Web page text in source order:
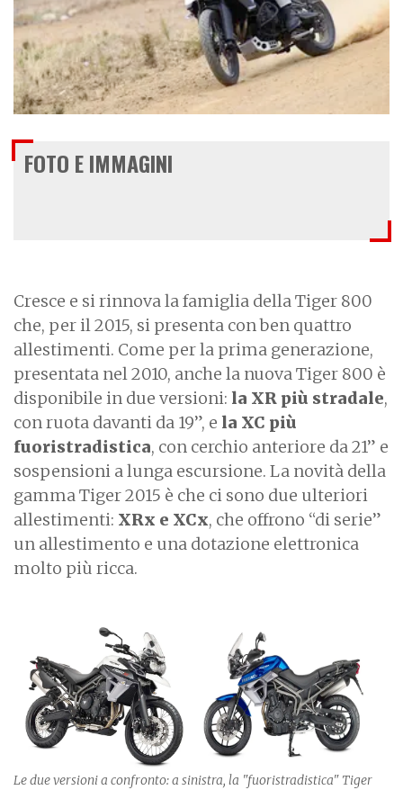
€ 10.390
FOTO E IMMAGINI
Cresce e si rinnova la famiglia della Tiger 800
che, per il 2015, si presenta con ben quattro
allestimenti. Come per la prima generazione,
presentata nel 2010, anche la nuova Tiger 800 è
disponibile in due versioni: la XR più stradale,
con ruota davanti da 19”, e la XC più
fuoristradistica, con cerchio anteriore da 21” e
sospensioni a lunga escursione. La novità della
gamma Tiger 2015 è che ci sono due ulteriori
allestimenti: XRx e XCx, che offrono “di serie”
un allestimento e una dotazione elettronica
molto più ricca.
Le due versioni a confronto: a sinistra, la "fuoristradistica" Tiger